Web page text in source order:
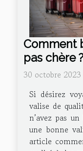
Comment
pas chère
30 octobre 2023
Si désirez
valise de
n’avez pas
une bonne
article